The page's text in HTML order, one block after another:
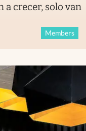
a crecer, solo van
Members